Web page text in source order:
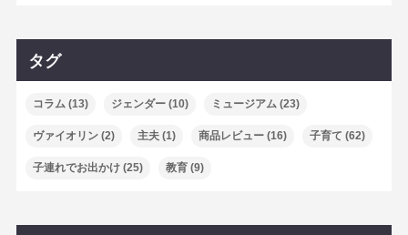
タグ
コラム(13) ジェンダー(10) ミュージアム(23)
ヴァイオリン(2) 主夫(1) 商品レビュー(16) 子育て (62)
子連れでお出かけ(25) 教育(9)